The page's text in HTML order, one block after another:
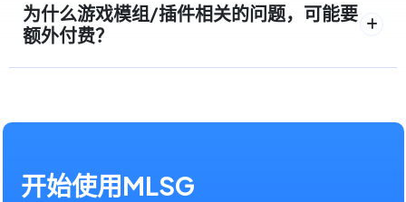
为什么游戏模组/插件相关的问题，可能要
额外付费？
开始使用MLSG